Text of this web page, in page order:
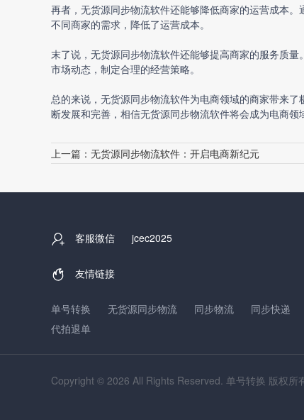
再者，无货源同步物流软件还能够降低商家的运营成本
不同商家的需求，降低了运营成本。
末了说，无货源同步物流软件还能够提高商家的服务质
市场动态，制定合理的经营策略。
总的来说，无货源同步物流软件为电商领域的商家带来
断发展和完善，相信无货源同步物流软件将会成为电商领
上一篇： 无货源同步物流软件：开启电商新纪元
客服微信 jcec2025
友情链接
单号转换 无货源同步物流 同步物流 同步快递
代拍退单
Copyright © 2026 All Rights Reserved. 单号转换 版权所